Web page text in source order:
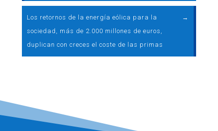
Los retornos de la energía eólica para la
sociedad, más de 2.000 millones de euros,
duplican con creces el coste de las primas
→